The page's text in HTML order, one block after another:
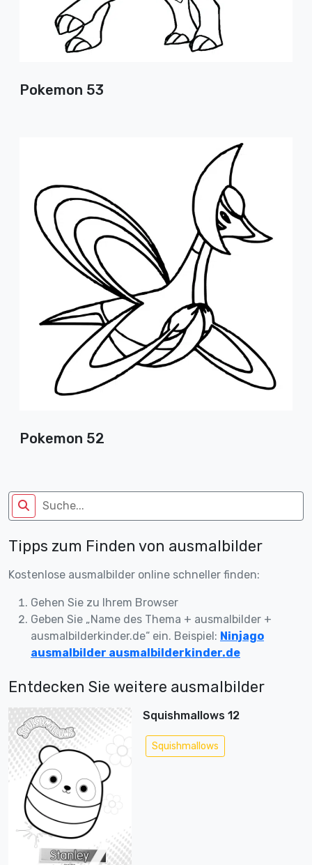
Pokemon 53
Pokemon 52
Tipps zum Finden von ausmalbilder
Kostenlose ausmalbilder online schneller finden:
Gehen Sie zu Ihrem Browser
Geben Sie „Name des Thema + ausmalbilder +
ausmalbilderkinder.de“ ein. Beispiel: Ninjago
ausmalbilder ausmalbilderkinder.de
Entdecken Sie weitere ausmalbilder
Squishmallows 12
Squishmallows